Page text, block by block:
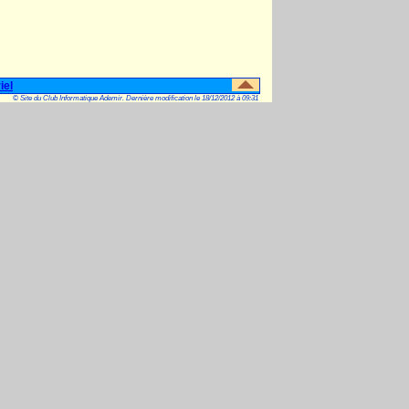
© Site du Club Informatique Ademir. Dernière modification le 18/12/2012 à 09:31